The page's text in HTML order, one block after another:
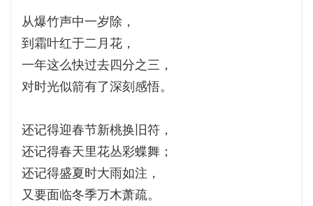
从爆竹声中一岁除，
到霜叶红于二月花，
一年这么快过去四分之三，
对时光似箭有了深刻感悟。
还记得迎春节新桃换旧符，
还记得春天里花丛彩蝶舞；
还记得盛夏时大雨如注，
又要面临冬季万木萧疏。